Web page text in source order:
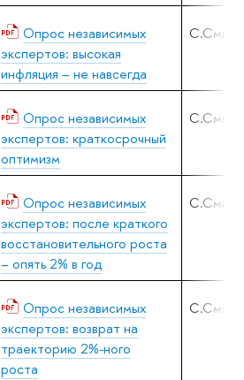
Опрос независимых
экспертов: высокая
инфляция – не навсегда
Опрос независимых
экспертов: краткосрочный
оптимизм
Опрос независимых
экспертов: после краткого
восстановительного роста
– опять 2% в год
Опрос независимых
экспертов: возврат на
траекторию 2%-ного
роста